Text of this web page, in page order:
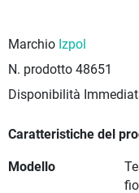
Marchio Izpol
N. prodotto 48651
Disponibilità
Caratteristiche del
Modello